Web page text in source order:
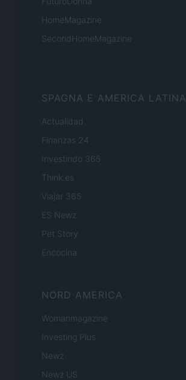
HomeMagazine
SecondHomeMagazine
SPAGNA E AMERICA LATINA
Actualidad
Finanzas 24
Investindo 365
Think.es
Viajar 365
ES Newz
Pet Story
Encocina
NORD AMERICA
Womanmagazine
Investing Plus
Newz
Newz US